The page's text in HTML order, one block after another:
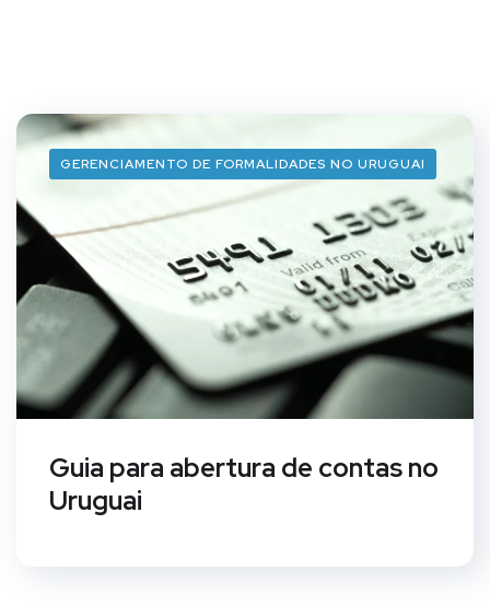
GERENCIAMENTO DE FORMALIDADES NO URUGUAI
Guia para abertura de contas no
Uruguai